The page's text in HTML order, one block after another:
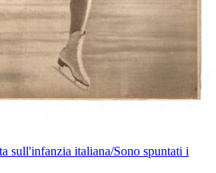
sull'infanzia italiana/Sono spuntati i